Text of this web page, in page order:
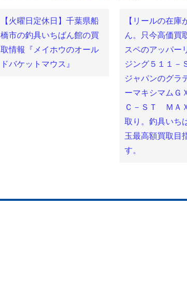
で
開
き
ま
す)
(新
し
い
ウ
ィ
ン
ド
で
開
で
開
き
ま
す)
【火曜日定休日】千葉県船
橋市の釣具いちばん館の買
取情報『メイホウのオール
ドバケットマウス』
【リールの在庫
ん。只今高価買
スペのアッパー
ジング５１１－
ジャパンのグラ
ーマキシマムＧ
Ｃ－ＳＴ ＭＡ
取り。釣具いち
玉最高額買取目
す。